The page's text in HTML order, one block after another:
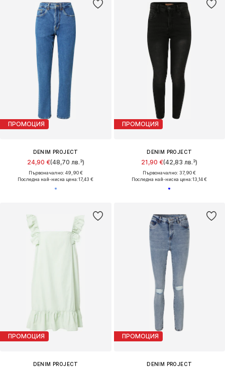
ПРОМОЦИЯ
DENIM PROJECT
24,90 €(48,70 лв.³)
Първоначално: 49,90 €
Последна най-ниска цена:17,43 €
ПРОМОЦИЯ
DENIM PROJECT
21,90 €(42,83 лв.³)
Първоначално: 37,90 €
Последна най-ниска цена:13,14 €
ПРОМОЦИЯ
DENIM PROJECT
ПРОМОЦИЯ
DENIM PROJECT